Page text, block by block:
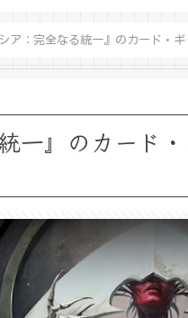
ア：完全なる統一』のカード・
一』のカード